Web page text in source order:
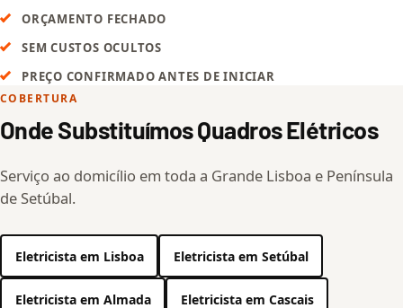
ORÇAMENTO FECHADO
SEM CUSTOS OCULTOS
PREÇO CONFIRMADO ANTES DE INICIAR
COBERTURA
Onde Substituímos Quadros Elétricos
Serviço ao domicílio em toda a Grande Lisboa e Península
de Setúbal.
Eletricista em Lisboa Eletricista em Setúbal
Eletricista em Almada Eletricista em Cascais